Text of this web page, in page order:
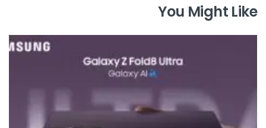
You Might Like